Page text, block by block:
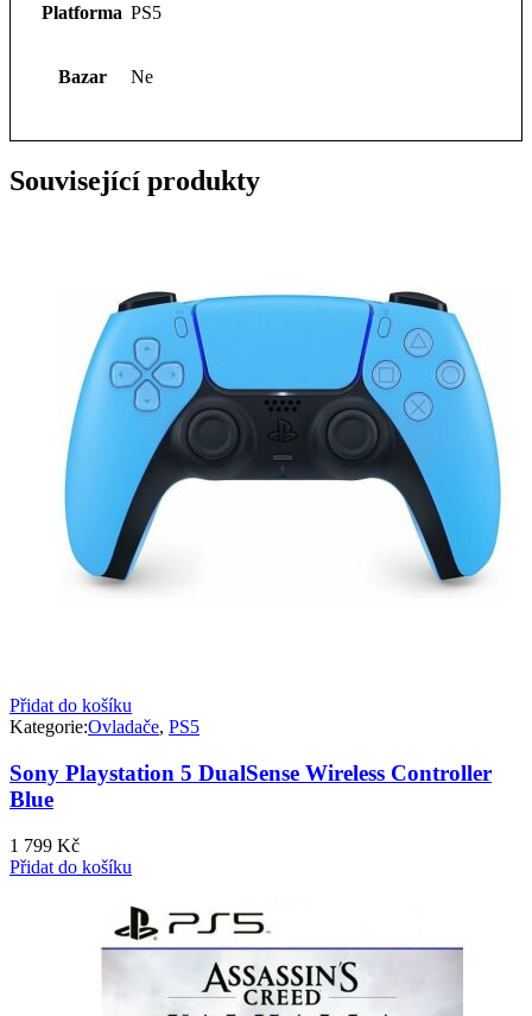
Platforma PS5
Bazar Ne
Související produkty
Přidat do košíku
Kategorie:Ovladače, PS5
Sony Playstation 5 DualSense Wireless Controller
Blue
1 799 Kč
Přidat do košíku